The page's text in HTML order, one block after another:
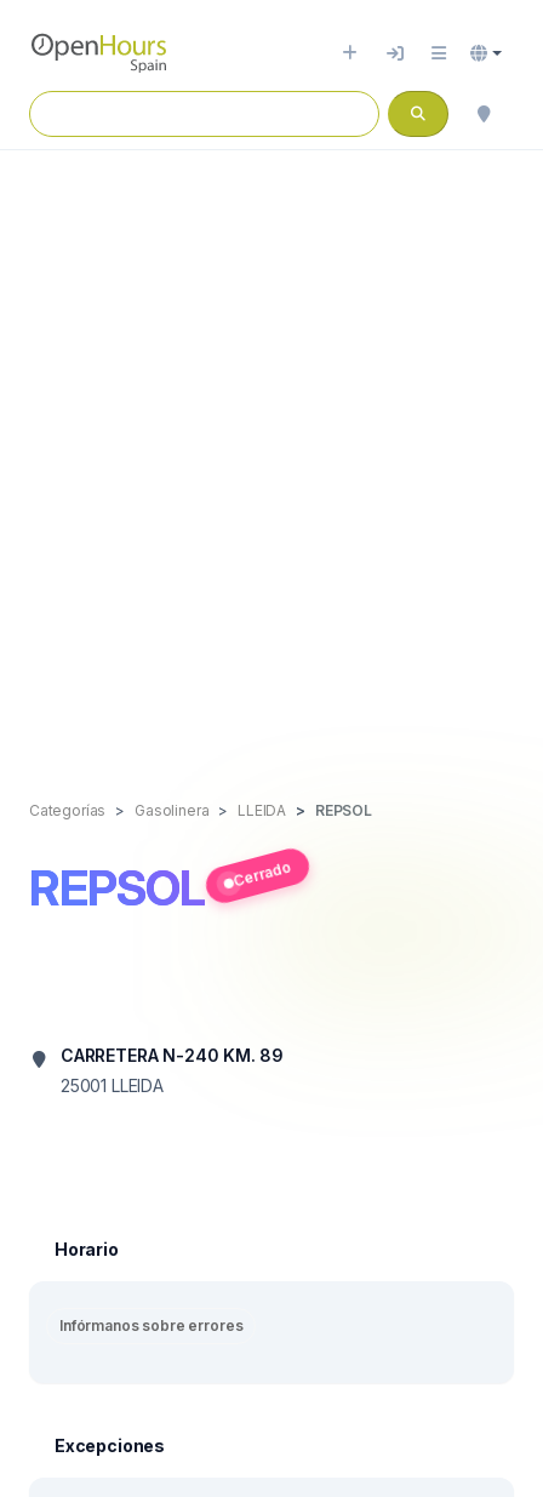
Categorías Gasolinera LLEIDA REPSOL
REPSOL Cerrado
CARRETERA N-240 KM. 89
25001 LLEIDA
Horario
Infórmanos sobre errores
Excepciones